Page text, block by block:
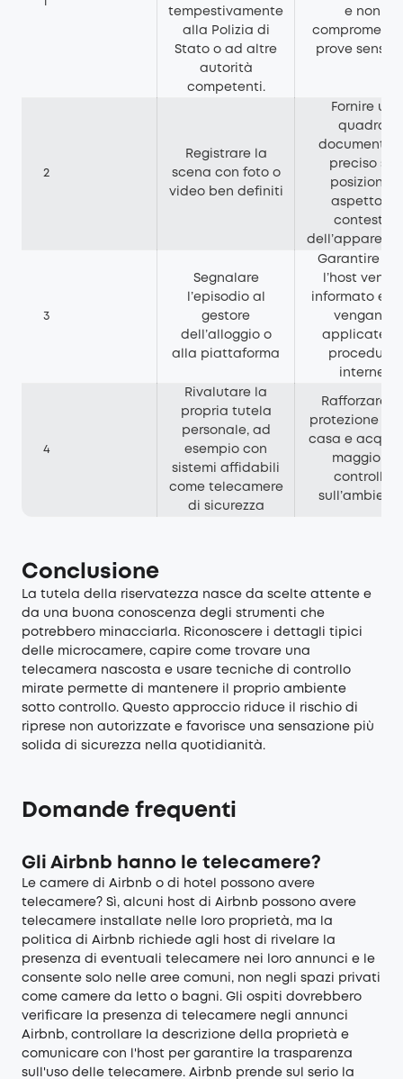
tempestivamente
alla Polizia di
Stato o ad altre
autorità
competenti.
e non
prove
2
Registrare la
scena con foto o
video ben definiti
Fornire un
quadro
preciso su
posizione,
aspetto e
contesto
3
Segnalare
l’episodio al
gestore
dell’alloggio o
alla piattaforma
Garantire
l’host venga
informato e
vengano
applicate le
procedure
interne
4
Rivalutare la
propria tutela
personale, ad
esempio con
sistemi affidabili
come telecamere
di sicurezza
Rafforzare la
protezione
casa e
maggiore
controllo
Conclusione
La tutela della riservatezza nasce da scelte attente e
da una buona conoscenza degli strumenti che
potrebbero minacciarla. Riconoscere i dettagli tipici
delle microcamere, capire come trovare una
telecamera nascosta e usare tecniche di controllo
mirate permette di mantenere il proprio ambiente
sotto controllo. Questo approccio riduce il rischio di
riprese non autorizzate e favorisce una sensazione più
solida di sicurezza nella quotidianità.
Domande frequenti
Gli Airbnb hanno le telecamere?
Le camere di Airbnb o di hotel possono avere
telecamere? Sì, alcuni host di Airbnb possono avere
telecamere installate nelle loro proprietà, ma la
politica di Airbnb richiede agli host di rivelare la
presenza di eventuali telecamere nei loro annunci e le
consente solo nelle aree comuni, non negli spazi privati
come camere da letto o bagni. Gli ospiti dovrebbero
verificare la presenza di telecamere negli annunci
Airbnb, controllare la descrizione della proprietà e
comunicare con l'host per garantire la trasparenza
sull'uso delle telecamere. Airbnb prende sul serio la